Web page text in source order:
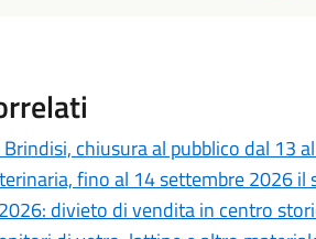
Brindisi, chiusura al pubblico dal 13
fino al 14 settembre 2026
divieto di vendita in centro